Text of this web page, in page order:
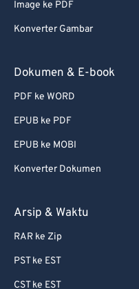
Image ke PDF
Konverter Gambar
Dokumen & E-book
PDF ke WORD
EPUB ke PDF
EPUB ke MOBI
Konverter Dokumen
Arsip & Waktu
RAR ke Zip
PST ke EST
CST ke EST